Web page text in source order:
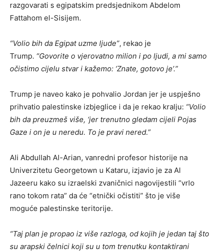
razgovarati s egipatskim predsjednikom Abdelom
Fattahom el-Sisijem.
“Volio bih da Egipat uzme ljude”, rekao je
Trump. “Govorite o vjerovatno milion i po ljudi, a mi samo
očistimo cijelu stvar i kažemo: ‘Znate, gotovo je’.”
Trump je naveo kako je pohvalio Jordan jer je uspješno
prihvatio palestinske izbjeglice i da je rekao kralju: “Volio
bih da preuzmeš više, ‘jer trenutno gledam cijeli Pojas
Gaze i on je u neredu. To je pravi nered.”
Ali Abdullah Al-Arian, vanredni profesor historije na
Univerzitetu Georgetown u Kataru, izjavio je za Al
Jazeeru kako su izraelski zvaničnici nagovijestili “vrlo
rano tokom rata” da će “etnički očistiti” što je više
moguće palestinske teritorije.
“Taj plan je propao iz više razloga, od kojih je jedan taj što
su arapski čelnici koji su u tom trenutku kontaktirani